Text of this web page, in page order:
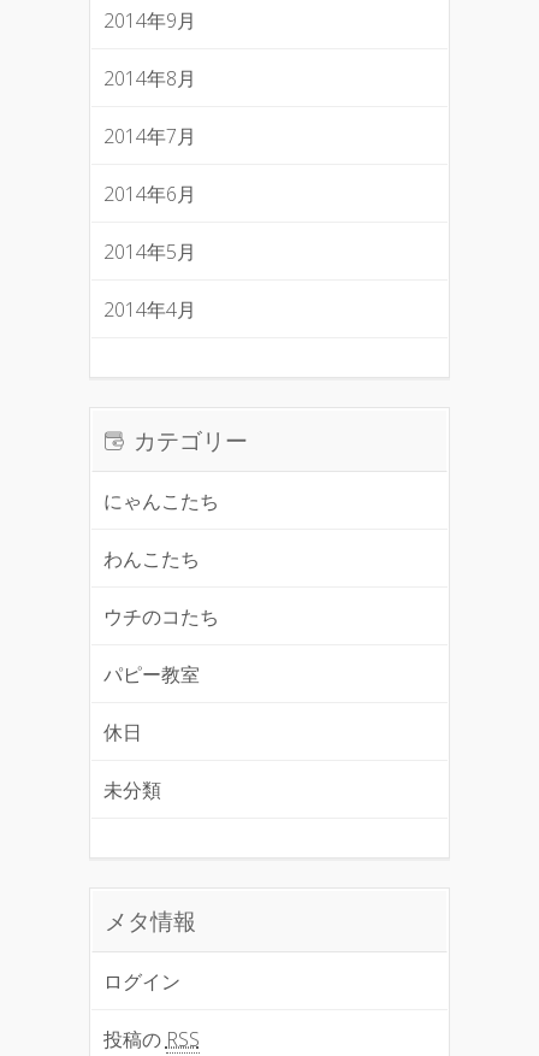
2014年9月
2014年8月
2014年7月
2014年6月
2014年5月
2014年4月
カテゴリー
にゃんこたち
わんこたち
ウチのコたち
パピー教室
休日
未分類
メタ情報
ログイン
投稿の RSS